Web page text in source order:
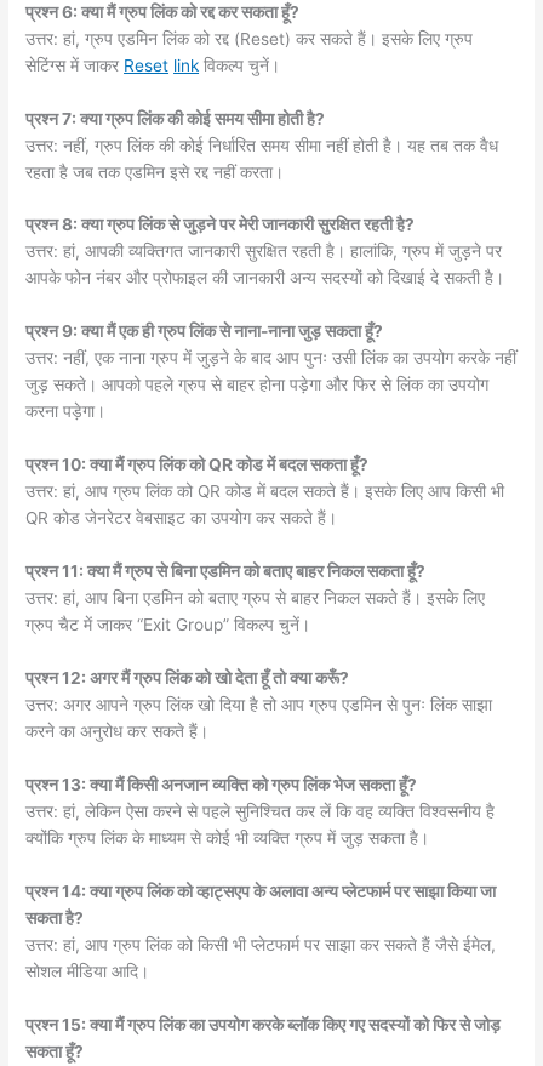
प्रश्न 6: क्या मैं ग्रुप लिंक को रद्द कर सकता हूँ?
उत्तर: हां, ग्रुप एडमिन लिंक को रद्द (Reset) कर सकते हैं। इसके लिए ग्रुप
सेटिंग्स में जाकर Reset link विकल्प चुनें।
प्रश्न 7: क्या ग्रुप लिंक की कोई समय सीमा होती है?
उत्तर: नहीं, ग्रुप लिंक की कोई निर्धारित समय सीमा नहीं होती है। यह तब तक वैध
रहता है जब तक एडमिन इसे रद्द नहीं करता।
प्रश्न 8: क्या ग्रुप लिंक से जुड़ने पर मेरी जानकारी सुरक्षित रहती है?
उत्तर: हां, आपकी व्यक्तिगत जानकारी सुरक्षित रहती है। हालांकि, ग्रुप में जुड़ने पर
आपके फोन नंबर और प्रोफाइल की जानकारी अन्य सदस्यों को दिखाई दे सकती है।
प्रश्न 9: क्या मैं एक ही ग्रुप लिंक से नाना-नाना जुड़ सकता हूँ?
उत्तर: नहीं, एक नाना ग्रुप में जुड़ने के बाद आप पुनः उसी लिंक का उपयोग करके नहीं
जुड़ सकते। आपको पहले ग्रुप से बाहर होना पड़ेगा और फिर से लिंक का उपयोग
करना पड़ेगा।
प्रश्न 10: क्या मैं ग्रुप लिंक को QR कोड में बदल सकता हूँ?
उत्तर: हां, आप ग्रुप लिंक को QR कोड में बदल सकते हैं। इसके लिए आप किसी भी
QR कोड जेनरेटर वेबसाइट का उपयोग कर सकते हैं।
प्रश्न 11: क्या मैं ग्रुप से बिना एडमिन को बताए बाहर निकल सकता हूँ?
उत्तर: हां, आप बिना एडमिन को बताए ग्रुप से बाहर निकल सकते हैं। इसके लिए
ग्रुप चैट में जाकर “Exit Group” विकल्प चुनें।
प्रश्न 12: अगर मैं ग्रुप लिंक को खो देता हूँ तो क्या करूँ?
उत्तर: अगर आपने ग्रुप लिंक खो दिया है तो आप ग्रुप एडमिन से पुनः लिंक साझा
करने का अनुरोध कर सकते हैं।
प्रश्न 13: क्या मैं किसी अनजान व्यक्ति को ग्रुप लिंक भेज सकता हूँ?
उत्तर: हां, लेकिन ऐसा करने से पहले सुनिश्चित कर लें कि वह व्यक्ति विश्वसनीय है
क्योंकि ग्रुप लिंक के माध्यम से कोई भी व्यक्ति ग्रुप में जुड़ सकता है।
प्रश्न 14: क्या ग्रुप लिंक को व्हाट्सएप के अलावा अन्य प्लेटफार्म पर साझा किया जा
सकता है?
उत्तर: हां, आप ग्रुप लिंक को किसी भी प्लेटफार्म पर साझा कर सकते हैं जैसे ईमेल,
सोशल मीडिया आदि।
प्रश्न 15: क्या मैं ग्रुप लिंक का उपयोग करके ब्लॉक किए गए सदस्यों को फिर से जोड़
सकता हूँ?